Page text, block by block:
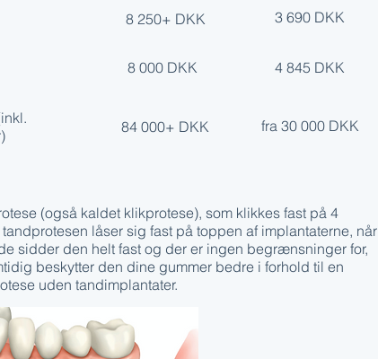
8 250+ DKK 3 690 DKK
8 000 DKK 4 845 DKK
84 000+ DKK fra 30 000 DKK
(også kaldet klikprotese), som klikkes fast på 4
låser sig fast på toppen af implantaterne, når
sidder den helt fast og der er ingen begrænsninger for,
beskytter den dine gummer bedre i forhold til en
uden tandimplantater.